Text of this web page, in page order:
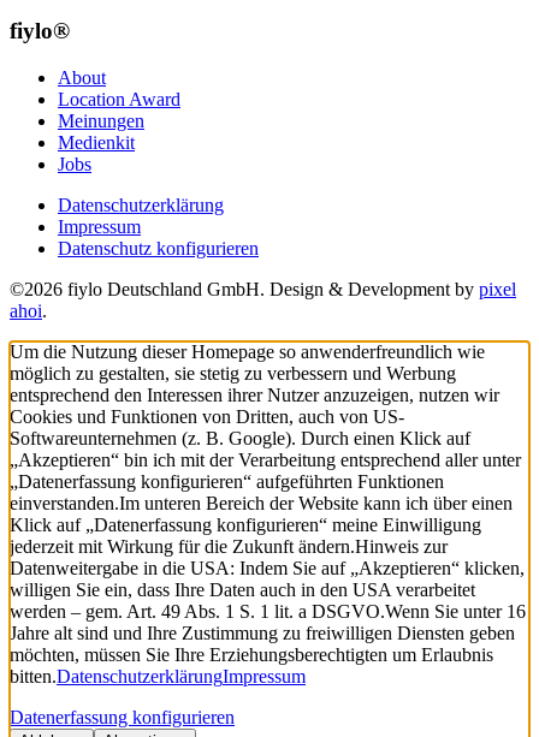
fiylo®
About
Location Award
Meinungen
Medienkit
Jobs
Datenschutzerklärung
Impressum
Datenschutz konfigurieren
©2026 fiylo Deutschland GmbH. Design & Development by pixel
ahoi.
Um die Nutzung dieser Homepage so anwenderfreundlich wie
möglich zu gestalten, sie stetig zu verbessern und Werbung
entsprechend den Interessen ihrer Nutzer anzuzeigen, nutzen wir
Cookies und Funktionen von Dritten, auch von US-
Softwareunternehmen (z. B. Google). Durch einen Klick auf
„Akzeptieren“ bin ich mit der Verarbeitung entsprechend aller unter
„Datenerfassung konfigurieren“ aufgeführten Funktionen
einverstanden.Im unteren Bereich der Website kann ich über einen
Klick auf „Datenerfassung konfigurieren“ meine Einwilligung
jederzeit mit Wirkung für die Zukunft ändern.Hinweis zur
Datenweitergabe in die USA: Indem Sie auf „Akzeptieren“ klicken,
willigen Sie ein, dass Ihre Daten auch in den USA verarbeitet
werden – gem. Art. 49 Abs. 1 S. 1 lit. a DSGVO.Wenn Sie unter 16
Jahre alt sind und Ihre Zustimmung zu freiwilligen Diensten geben
möchten, müssen Sie Ihre Erziehungsberechtigten um Erlaubnis
bitten.DatenschutzerklärungImpressum
Datenerfassung konfigurieren